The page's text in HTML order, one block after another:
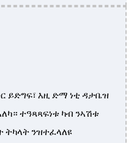
ይድግፍ፣ እዚ ድማ ነቲ ዳታቤዝ
ተዓጻጻፍነቱ ካብ ንኣሽቱ
ትካላት ንዝተፈላለዩ